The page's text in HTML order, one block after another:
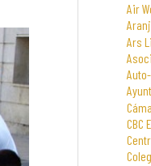
Air
Ars
CBC